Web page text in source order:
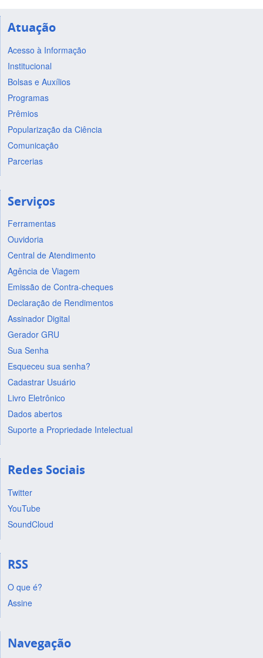
Atuação
Acesso à Informação
Institucional
Bolsas e Auxílios
Programas
Prêmios
Popularização da Ciência
Comunicação
Parcerias
Serviços
Ferramentas
Ouvidoria
Central de Atendimento
Agência de Viagem
Emissão de Contra-cheques
Declaração de Rendimentos
Assinador Digital
Gerador GRU
Sua Senha
Esqueceu sua senha?
Cadastrar Usuário
Livro Eletrônico
Dados abertos
Suporte a Propriedade Intelectual
Redes Sociais
Twitter
YouTube
SoundCloud
RSS
O que é?
Assine
Navegação